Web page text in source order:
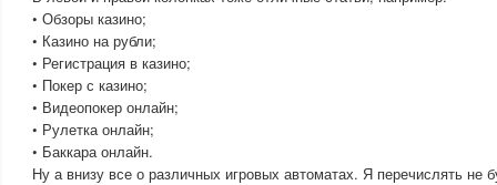
• Обзоры казино;
• Казино на рубли;
• Регистрация в казино;
• Покер с казино;
• Видеопокер онлайн;
• Рулетка онлайн;
• Баккара онлайн.
Ну а внизу все о различных игровых автоматах. Я перечислять не